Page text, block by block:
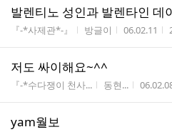
발렌티노 성인과 발렌타인 데
게시판명
『-*사제관*-』 작성자
방글이 작성시간
06.02.11
저도 싸이해요~^^
게시판명
『-*수다쟁이 천사... 작성자
동현... 작성시
yam월보